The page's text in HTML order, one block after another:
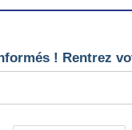
! Rentrez